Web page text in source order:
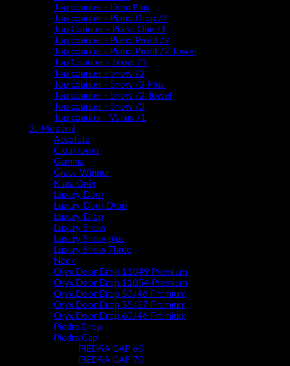
Top counter - Drop Plus
Top counter - Piano Drop /2
Top Counter - Piano One /1
Top counter - Piano Profil /2
Top counter - Piano Profil /2 Towel
Top Counter - Snow /1
Top counter - Snow /2
Top counter - Snow /2 Plus
Top counter - Snow /2 Towel
Top counter - Snow /3
Top counter - Venus /1
2.-Moderni
Absolute
Cloakroom
Gamma
Grace Winner
Kiara Onix
Luxury Door
Luxury Door Drop
Luxury Drop
Luxury Snow
Luxury Snow plus
Luxury Snow Three
Neon
Oryx Door Drop 11049 Premium
Oryx Door Drop 11054 Premium
Oryx Door Drop 50/46 Premium
Oryx Door Drop 55/37 Premium
Oryx Door Drop 60/46 Premium
Piedra Drop
Piedra Gap
PIEDRA GAP 60
PIEDRA GAP 70